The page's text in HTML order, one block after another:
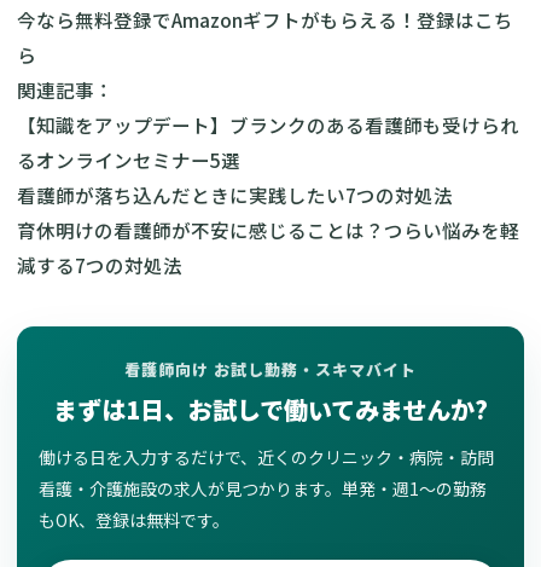
今なら無料登録でAmazonギフトがもらえる！ 登録はこち
ら
関連記事：
【知識をアップデート】ブランクのある看護師も受けられ
るオンラインセミナー5選
看護師が落ち込んだときに実践したい7つの対処法
育休明けの看護師が不安に感じることは？つらい悩みを軽
減する7つの対処法
看護師向け お試し勤務・スキマバイト
まずは1日、お試しで働いてみませんか?
働ける日を入力するだけで、近くのクリニック・病院・訪問
看護・介護施設の求人が見つかります。単発・週1〜の勤務
もOK、登録は無料です。